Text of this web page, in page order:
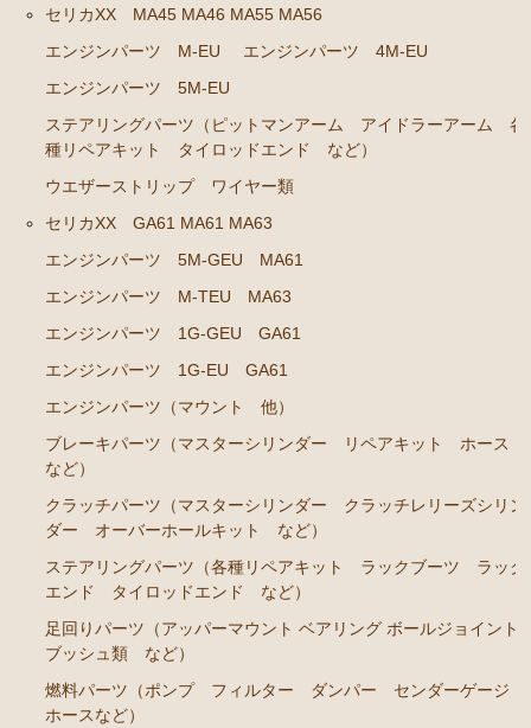
ーズシリンダー オーバーホールキット など）
足回りパーツ（アッパーマウント ベアリング ボー
ルジョイント ブッシュ類 など）
燃料パーツ（ポンプ フィルター ダンパー センダ
ーゲージなど）
駆動パーツ（センターサポートベアリング ドライブ
シャフトブーツ など）
エアコン ヒーター関係
マークⅡ クレスタ チェイサー GX81 JZX81
エンジンパーツ 1JZ-GTE
エンジンパーツ 1G-FE
エンジンパーツ 7M-GE
ト ホース など）
クラッチパーツ（マスターシリンダー クラッチレリ
ーズシリンダー オーバーホールキット など）
ステアリングパーツ（各種リペアキット ラックブー
ツ ラックエンド タイロッドエンド など）
セリカXX MA45 MA46 MA55 MA56
エンジンパーツ M-EU
エンジンパーツ 4M-EU
エンジンパーツ 5M-EU
ステアリングパーツ（ピットマンアーム アイドラーアーム 各
種リペアキット タイロッドエンド など）
ウエザーストリップ ワイヤー類
セリカXX GA61 MA61 MA63
エンジンパーツ 5M-GEU MA61
エンジンパーツ M-TEU MA63
エンジンパーツ 1G-GEU GA61
エンジンパーツ 1G-EU GA61
エンジンパーツ（マウント 他）
ブレーキパーツ（マスターシリンダー リペアキット ホース
など）
クラッチパーツ（マスターシリンダー クラッチレリーズシリン
ダー オーバーホールキット など）
ステアリングパーツ（各種リペアキット ラックブーツ ラック
エンド タイロッドエンド など）
足回りパーツ（アッパーマウント ベアリング ボールジョイント
ブッシュ類 など）
燃料パーツ（ポンプ フィルター ダンパー センダーゲージ
ホースなど）